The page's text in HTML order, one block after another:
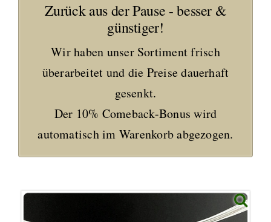
Zurück aus der Pause - besser &
günstiger!
Wir haben unser Sortiment frisch
überarbeitet und die Preise dauerhaft
gesenkt.
Der 10% Comeback-Bonus wird
automatisch im Warenkorb abgezogen.